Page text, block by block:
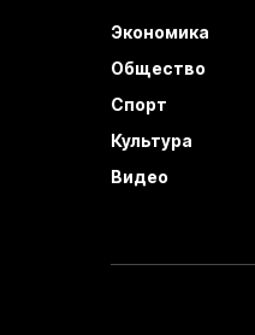
Экономика
Общество
Спорт
Культура
Видео